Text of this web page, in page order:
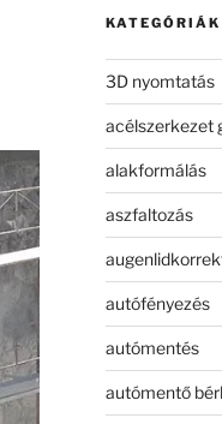
KATEGÓRIÁK
3D nyomtatás
acélszerkezet
alakformálás
aszfaltozás
autófényezés
autómentés
autómentő